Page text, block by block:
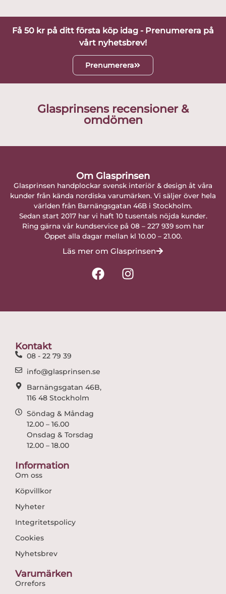
Få 50 kr på ditt första köp idag - Prenumerera på
vårt nyhetsbrev!
Prenumerera
Glasprinsens recensioner &
omdömen
Om Glasprinsen
Glasprinsen handplockar svensk interiör & design åt våra
kunder från kända nordiska varumärken. Vi säljer över hela
världen från Barnängsgatan 46B i Stockholm.
Sedan start 2017 har vi haft 10 tusentals nöjda kunder.
Ring gärna vår kundservice på 08 – 227 939 som har
Öppet alla dagar mellan kl 10.00 – 21.00.
Läs mer om Glasprinsen
F
a
I
n
Kontakt
08 - 22 79 39
info@glasprinsen.se
Barnängsgatan 46B,
116 48 Stockholm
Söndag & Måndag
12.00 – 16.00
Onsdag & Torsdag
12.00 – 18.00
Information
Om oss
Köpvillkor
Nyheter
Integritetspolicy
Cookies
Nyhetsbrev
Varumärken
Orrefors